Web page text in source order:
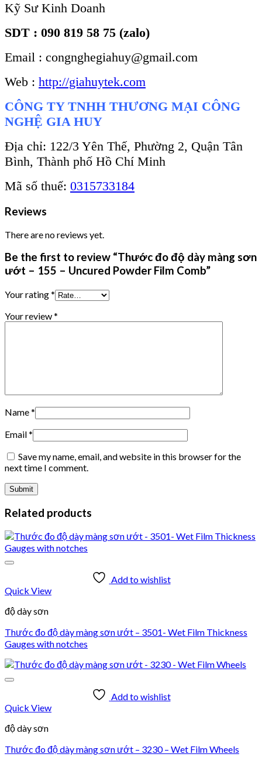
Kỹ Sư Kinh Doanh
SDT : 090 819 58 75 (zalo)
Email : congnghegiahuy@gmail.com
Web : http://giahuytek.com
CÔNG TY TNHH THƯƠNG MẠI CÔNG
NGHỆ GIA HUY
Địa chỉ: 122/3 Yên Thế, Phường 2, Quận Tân
Bình, Thành phố Hồ Chí Minh
Mã số thuế: 0315733184
Reviews
There are no reviews yet.
Be the first to review “Thước đo độ dày màng sơn
ướt – 155 – Uncured Powder Film Comb”
Your rating*
Your review*
Name*
Email*
Save my name, email, and website in this browser for the
next time I comment.
Related products
Add to wishlist
Quick View
độ dày sơn
Thước đo độ dày màng sơn ướt – 3501- Wet Film Thickness
Gauges with notches
Add to wishlist
Quick View
độ dày sơn
Thước đo độ dày màng sơn ướt – 3230 – Wet Film Wheels